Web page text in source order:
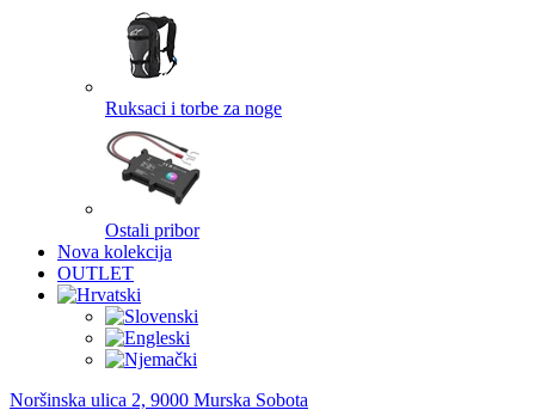
Ruksaci i torbe za noge
Ostali pribor
Nova kolekcija
OUTLET
Noršinska ulica 2, 9000 Murska Sobota